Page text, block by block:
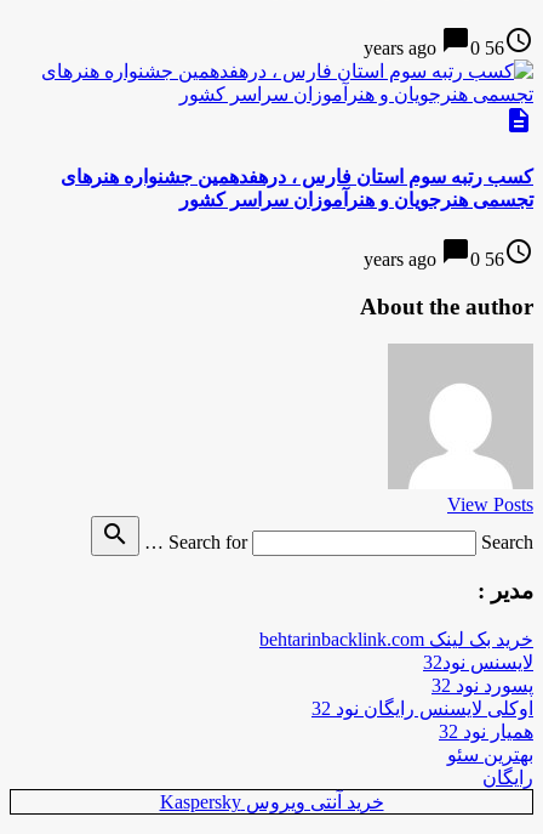
access_time
56 years ago
chat_bubble0
description
کسب رتبه سوم استان فارس ، درهفدهمین جشنواره هنرهای
تجسمی هنرجویان و هنرآموزان سراسر کشور
access_time
56 years ago
chat_bubble0
About the author
View Posts
Search for
Search …
search
مدیر :
خرید بک لینک behtarinbacklink.com
لایسنس نود32
پسورد نود 32
اوکلی لایسنس رایگان نود 32
همیار نود 32
بهترین سئو
رایگان
خرید آنتی ویروس Kaspersky